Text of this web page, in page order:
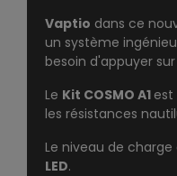
Vaptio dans ce
un système
besoin d'appuyer
Le Kit COSMO A1
les résistances
Le niveau de
LED.